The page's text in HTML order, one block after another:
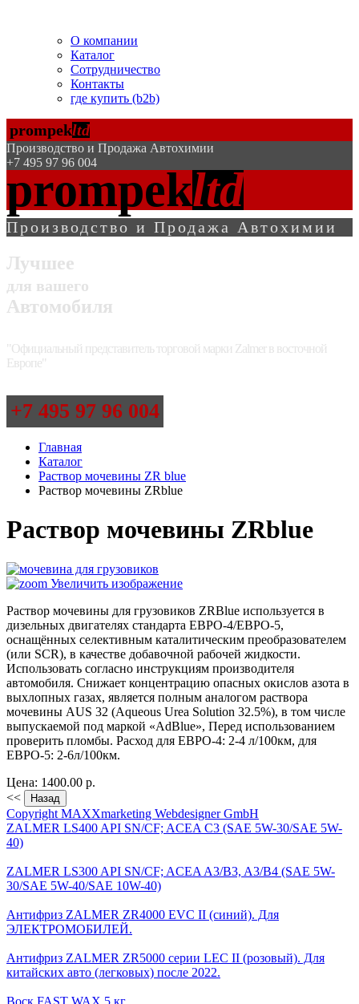
О компании
Каталог
Сотрудничество
Контакты
где купить (b2b)
prompekltd
Производство и Продажа Автохимии
+7 495 97 96 004
prompekltd
Производство и Продажа Автохимии
Лучшее
для вашего
Автомобиля
"Официальный представитель торговой марки Zalmer в восточной
Европе"
+7 495 97 96 004
Главная
Каталог
Раствор мочевины ZR blue
Раствор мочевины ZRblue
Раствор мочевины ZRblue
Увеличить изображение
Раствор мочевины для грузовиков ZRBlue используется в
дизельных двигателях стандарта ЕВРО-4/ЕВРО-5,
оснащённых селективным каталитическим преобразователем
(или SCR), в качестве добавочной рабочей жидкости.
Использовать согласно инструкциям производителя
автомобиля. Снижает концентрацию опасных окислов азота в
выхлопных газах, является полным аналогом раствора
мочевины AUS 32 (Aqueous Urea Solution 32.5%), в том числе
выпускаемой под маркой «AdBlue», Перед использованием
проверить пломбы. Расход для ЕВРО-4: 2-4 л/100км, для
ЕВРО-5: 2-6л/100км.
Цена: 1400.00 р.
<<
Copyright MAXXmarketing Webdesigner GmbH
ZALMER LS400 API SN/CF; ACEA C3 (SAE 5W-30/SAE 5W-
40)
ZALMER LS300 API SN/CF; ACEA A3/B3, A3/B4 (SAE 5W-
30/SAE 5W-40/SAE 10W-40)
Антифриз ZALMER ZR4000 EVC II (синий). Для
ЭЛЕКТРОМОБИЛЕЙ.
Антифриз ZALMER ZR5000 серии LEC II (розовый). Для
китайских авто (легковых) после 2022.
Воск FAST WAX 5 кг